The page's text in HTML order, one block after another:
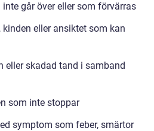
går över eller som förvärras
eller ansiktet som kan
eller skadad tand i samband
som inte stoppar
symptom som feber, smärtor